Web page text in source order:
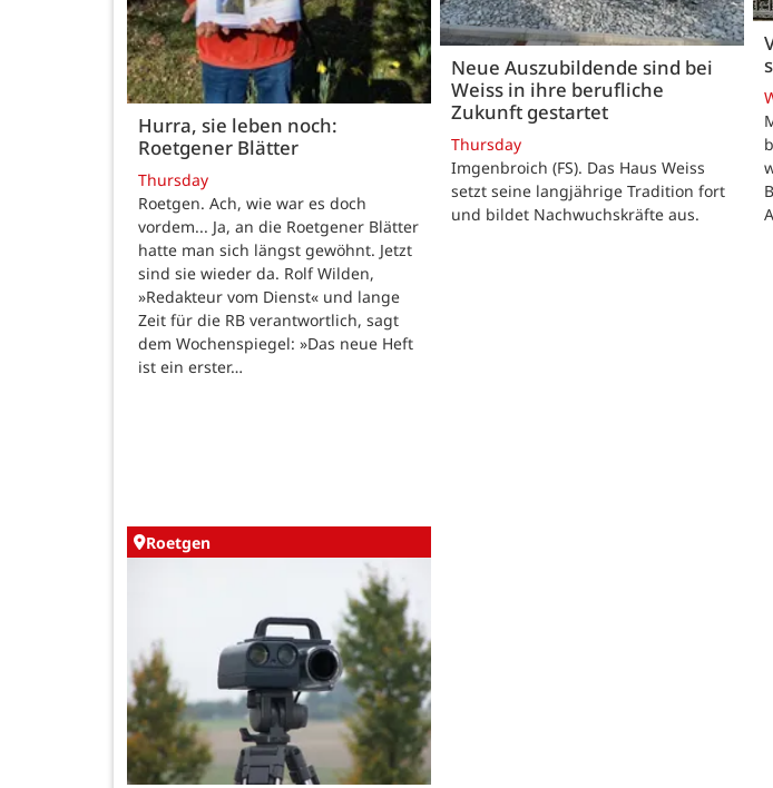
Hurra, sie leben noch:
Roetgener Blätter
Thursday
Roetgen. Ach, wie war es doch
vordem... Ja, an die Roetgener Blätter
hatte man sich längst gewöhnt. Jetzt
sind sie wieder da. Rolf Wilden,
»Redakteur vom Dienst« und lange
Zeit für die RB verantwortlich, sagt
dem Wochenspiegel: »Das neue Heft
ist ein erster…
Neue Auszubildende sind bei
Weiss in ihre berufliche
Zukunft gestartet
Thursday
Imgenbroich (FS). Das Haus Weiss
setzt seine langjährige Tradition fort
und bildet Nachwuchskräfte aus.
Roetgen